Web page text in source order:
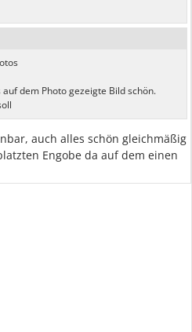
dem Photo gezeigte Bild schön.
auch alles schön gleichmäßig
Engobe da auf dem einen